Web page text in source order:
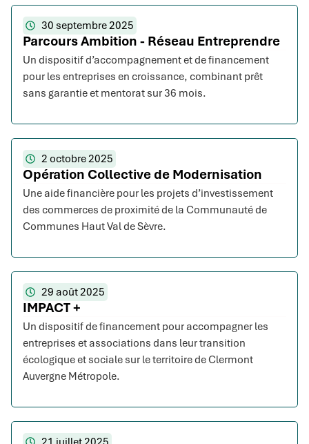
30 septembre 2025
Parcours Ambition - Réseau Entreprendre
Un dispositif d’accompagnement et de financement
pour les entreprises en croissance, combinant prêt
sans garantie et mentorat sur 36 mois.
2 octobre 2025
Opération Collective de Modernisation
Une aide financière pour les projets d’investissement
des commerces de proximité de la Communauté de
Communes Haut Val de Sèvre.
29 août 2025
IMPACT +
Un dispositif de financement pour accompagner les
entreprises et associations dans leur transition
écologique et sociale sur le territoire de Clermont
Auvergne Métropole.